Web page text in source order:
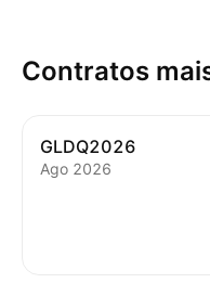
Contratos
GLDQ2026
Аgo 2026